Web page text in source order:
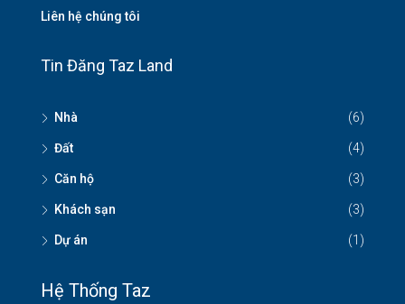
Liên hệ chúng tôi
Tin Đăng Taz Land
Nhà (6)
Đất (4)
Căn hộ (3)
Khách sạn (3)
Dự án (1)
Hệ Thống Taz